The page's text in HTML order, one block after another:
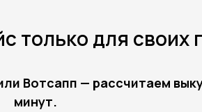
только для своих
Вотсапп — рассчитаем
минут.